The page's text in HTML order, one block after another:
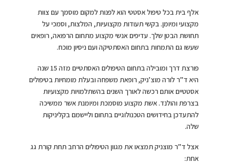
אלף בית בכל טיפול אסטטי הוא לפנות למקום מוסמך עם צוות
מקצועי ומיומן. בקשי תעודות מקצועיות, המלצות, וסמכי על
תחושת הבטן שלך. עדיפים אנשי מקצוע מתחום הרפואה, רופאים
שעשו גם התמחות בתחום האסתטיקה ועם ניסיון מוכח.
פורצת דרך ומובילה בתחום הטיפולים האסתטיים מזה 15 שנה
היא ד”ר לורה מוצ’ניק, רופאת משפחה ובעלת מומחיות בטיפולים
אסטטיים אותם רכשה לאורך השנים בהשתלמויות מקצועיות
בצרפת והולנד. אשת מקצוע מוסמכת ומיומנת אשר ממשיכה
להתעדכן בחידושים הטכנולוגיים בתחום וליישמם בקליניקות
שלה.
אצל ד”ר מוצניק תמצאו את מגוון הטיפולים הרחב תחת קורת גג
אחת: